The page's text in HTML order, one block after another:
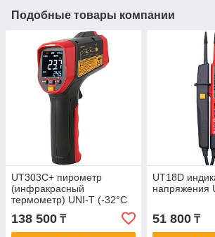
Подобные товары компании
UT303C+ пирометр
(инфракрасный
термометр) UNI-T (-32°С
+1300°С). В реестре СИ
РК.
138 500 ₸
UT18D
напряжения
51 800₸